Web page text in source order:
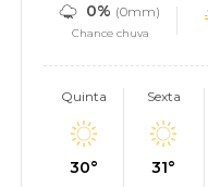
0% (0mm)
Chance chuva
Quinta
30°
Sexta
31°